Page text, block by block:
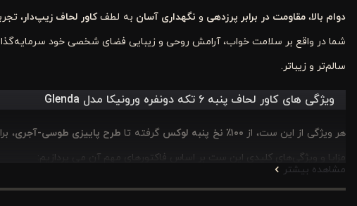
دوام بالا،مقاومت در برابر پرزدهی و نگهداری آسان به لطفکاور لحاف زیپ‌دار،
شما در واقع بر سلامت خواب، آرامش روحی و زیبایی فضای شخصی خود
سالم‌تر و زیباتر.
ویژگی های کاور لحاف پنبه ۶ تکه دونفره ورونیکا مدل Glenda
هر ویژگی از این ست، از ۱۰۰٪نخ پنبه لوکس گرفته تا طرح پاییزی طوسی-آجری،
مزایا و ویژگی‌های کلیدی این ست بر اساس فاکتورهای مهم آن می پردازیم:
1. برجستگی طرح و رنگ: زیبایی پاییزی در اتاق خواب شما
مشاهده بیشتر